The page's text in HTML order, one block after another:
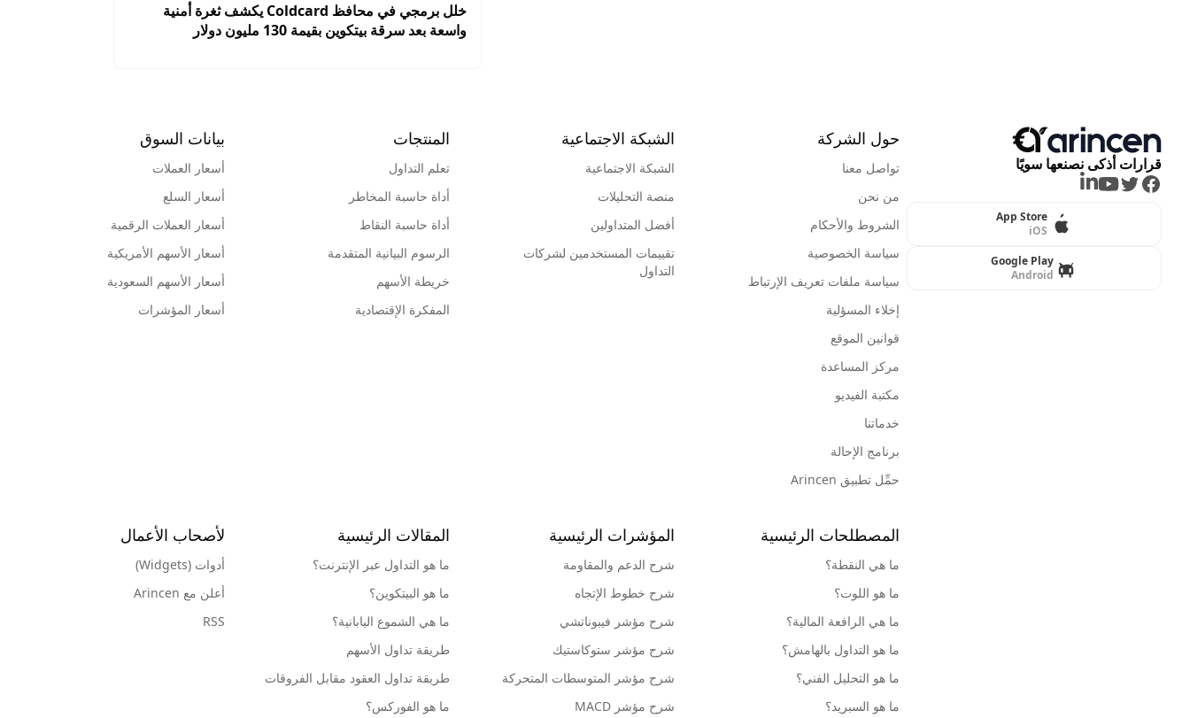
خلل برمجي في محافظ Coldcard يكشف ثغرة أمنية
واسعة بعد سرقة بيتكوين بقيمة 130 مليون دولار
قرارات أذكى نصنعها سويًا
Facebook
Twitter
Youtube
LinkedIn
App Store
iOS
Google Play
Android
حول الشركة
تواصل معنا
من نحن
الشروط والأحكام
سياسة الخصوصية
سياسة ملفات تعريف الإرتباط
إخلاء المسؤلية
قوانين الموقع
مركز المساعدة
مكتبة الفيديو
خدماتنا
برنامج الإحالة
حمِّل تطبيق Arincen
الشبكة الاجتماعية
الشبكة الاجتماعية
منصة التحليلات
أفضل المتداولين
تقييمات المستخدمين لشركات
التداول
المنتجات
تعلم التداول
أداة حاسبة المخاطر
أداة حاسبة النقاط
الرسوم البيانية المتقدمة
خريطة الأسهم
المفكرة الإقتصادية
بيانات السوق
أسعار العملات
أسعار السلع
أسعار العملات الرقمية
أسعار الأسهم الأمريكية
أسعار الأسهم السعودية
أسعار المؤشرات
المصطلحات الرئيسية
ما هي النقطة؟
ما هو اللوت؟
ما هي الرافعة المالية؟
ما هو التداول بالهامش؟
ما هو التحليل الفني؟
ما هو السبريد؟
المؤشرات الرئيسية
شرح الدعم والمقاومة
شرح خطوط الإتجاه
شرح مؤشر فيبوناتشي
شرح مؤشر ستوكاستيك
شرح مؤشر المتوسطات المتحركة
شرح مؤشر MACD
المقالات الرئيسية
ما هو التداول عبر الإنترنت؟
ما هو البيتكوين؟
ما هي الشموع اليابانية؟
طريقة تداول الأسهم
طريقة تداول العقود مقابل الفروقات
ما هو الفوركس؟
لأصحاب الأعمال
أدوات (Widgets)
أعلن مع Arincen
RSS